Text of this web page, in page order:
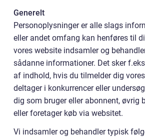
Generelt
Personoplysninger er alle slags
eller andet omfang kan henføres til
vores website indsamler og
sådanne informationer. Det sker
af indhold, hvis du tilmelder dig
deltager i konkurrencer eller
dig som bruger eller abonnent, øvrig
eller foretager køb via websitet.
Vi indsamler og behandler typisk